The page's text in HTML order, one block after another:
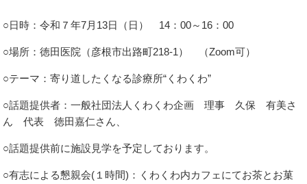
○日時：令和７年7月13日（日） 14：00～16：00
○場所：徳田医院（彦根市出路町218-1） （Zoom可）
○テーマ：寄り道したくなる診療所“くわくわ”
○話題提供者：一般社団法人くわくわ企画 理事 久保 有美さ
ん 代表 徳田嘉仁さん、
○話題提供前に施設見学を予定しております。
○有志による懇親会(１時間)：くわくわ内カフェにてお茶とお菓